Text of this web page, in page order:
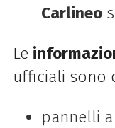
Carlineo
Le
ufficiali sono
pannelli